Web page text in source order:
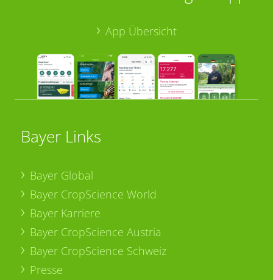
App Übersicht
Bayer Links
Bayer Global
Bayer CropScience World
Bayer Karriere
Bayer CropScience Austria
Bayer CropScience Schweiz
Presse